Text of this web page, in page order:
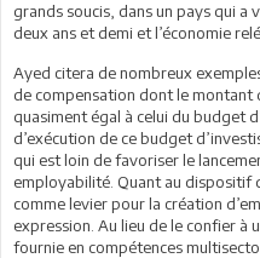
grands soucis, dans un pays qui a
deux ans et demi et l’économie
Ayed citera de nombreux
de compensation dont le montant
quasiment égal à celui du budget
d’exécution de ce budget
qui est loin de favoriser le
employabilité. Quant au dispositif
comme levier pour la création
expression. Au lieu de le confier à
fournie en compétences